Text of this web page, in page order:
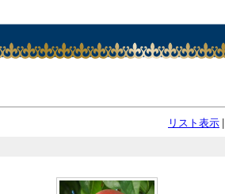
リスト表示